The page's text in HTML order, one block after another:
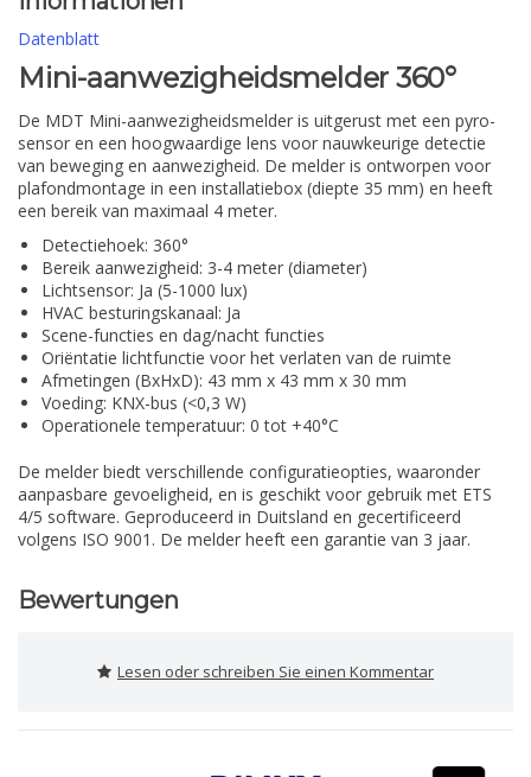
Datenblatt
Mini-aanwezigheidsmelder 360°
De MDT Mini-aanwezigheidsmelder is uitgerust met een pyro-
sensor en een hoogwaardige lens voor nauwkeurige detectie
van beweging en aanwezigheid. De melder is ontworpen voor
plafondmontage in een installatiebox (diepte 35 mm) en heeft
een bereik van maximaal 4 meter.
Detectiehoek: 360°
Bereik aanwezigheid: 3-4 meter (diameter)
Lichtsensor: Ja (5-1000 lux)
HVAC besturingskanaal: Ja
Scene-functies en dag/nacht functies
Oriëntatie lichtfunctie voor het verlaten van de ruimte
Afmetingen (BxHxD): 43 mm x 43 mm x 30 mm
Voeding: KNX-bus (<0,3 W)
Operationele temperatuur: 0 tot +40°C
De melder biedt verschillende configuratieopties, waaronder
aanpasbare gevoeligheid, en is geschikt voor gebruik met ETS
4/5 software. Geproduceerd in Duitsland en gecertificeerd
volgens ISO 9001. De melder heeft een garantie van 3 jaar.
Bewertungen
Lesen oder schreiben Sie einen Kommentar